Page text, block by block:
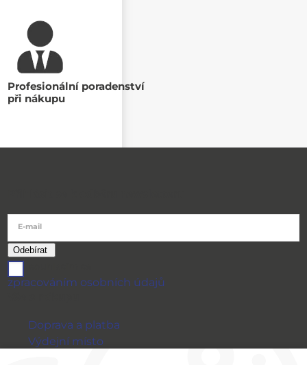
Profesionální poradenství
při nákupu
E-mail
zpracováním osobních údajů
Doprava a platba
Výdejní místo